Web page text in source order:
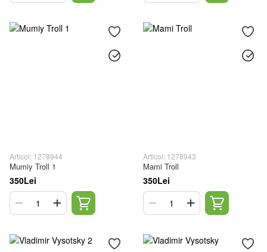
Articol: 1278944
Mumiy Troll 1
350Lei
Articol: 1278943
Mami Troll
350Lei